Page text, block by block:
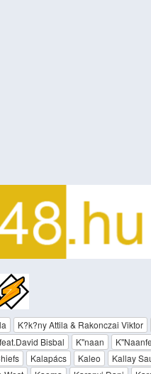
K?k?ny Attila & Rakonczai Viktor
Bisbal K''naan
Kalapács Kaleo Kallay